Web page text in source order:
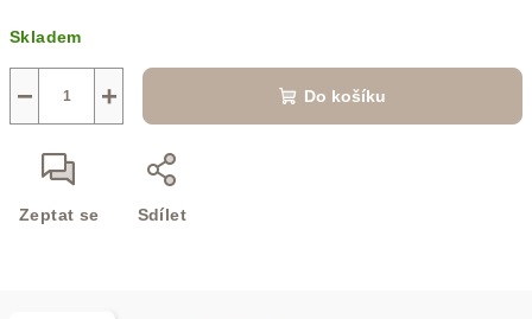
cena:
Skladem
+
− Do košíku
Zeptat se Sdílet